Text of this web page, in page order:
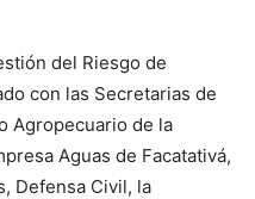
del Riesgo de
con las Secretarias de
Agropecuario de la
Aguas de Facatativá,
Defensa Civil, la